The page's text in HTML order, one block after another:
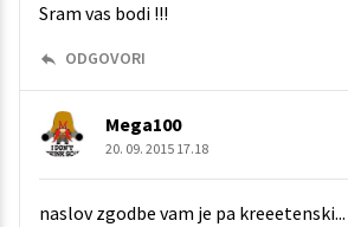
Sram vas bodi !!!
ODGOVORI
Mega100
20. 09. 2015 17.18
naslov zgodbe vam je pa kreeetenski...